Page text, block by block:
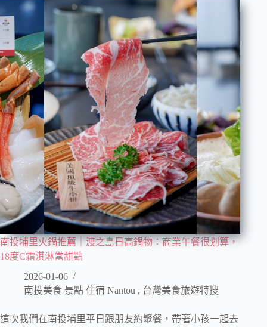
南投埔里火鍋推薦｜渡之島日高鍋物：商業午餐很划算，
18度C霜淇淋當甜點
2026-01-06
南投美食 景點 住宿 Nantou , 台灣美食旅遊特搜
這次我們在南投埔里平日跟朋友約聚餐，帶著小孩一起去